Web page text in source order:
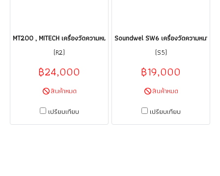
MT200 , MITECH เครื่องวัดความหนา/อุลตร้าโซนิค ย่านการวัดความหนา :
(R2)
฿24,000
สินค้าหมด
เปรียบเทียบ
Soundwel SW6 เครื่องวัดความหนาข
(S5)
฿19,000
สินค้าหมด
เปรียบเทียบ